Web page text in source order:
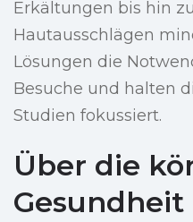
Erkältungen bis hin
Hautausschlägen
Lösungen die
Besuche und halten
Studien fokussiert.
Über die
Gesundheit